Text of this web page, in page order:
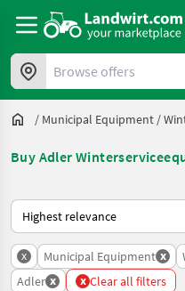
Browse offers
/ Municipal Equipment /
Buy Adler
This is how sorting works on
x Municipal Equipment x
Adler x x Clear all filters